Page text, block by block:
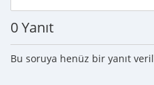
0 Yanıt
Bu soruya henüz bir yanıt